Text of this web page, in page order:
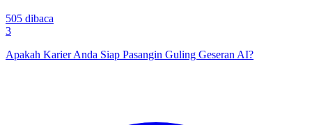
505 dibaca
3
Apakah Karier Anda Siap Pasangin Guling Geseran AI?